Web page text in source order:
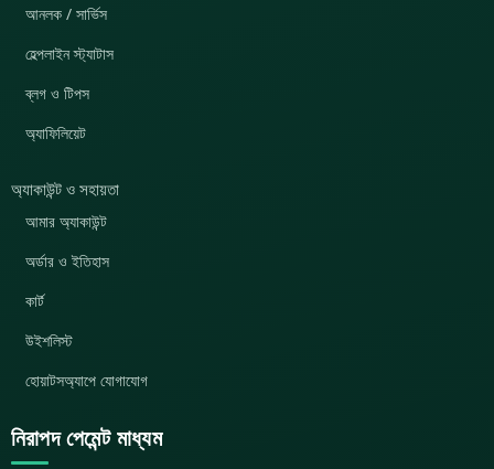
আনলক / সার্ভিস
হেল্পলাইন স্ট্যাটাস
ব্লগ ও টিপস
অ্যাফিলিয়েট
অ্যাকাউন্ট ও সহায়তা
আমার অ্যাকাউন্ট
অর্ডার ও ইতিহাস
কার্ট
উইশলিস্ট
হোয়াটসঅ্যাপে যোগাযোগ
নিরাপদ পেমেন্ট মাধ্যম